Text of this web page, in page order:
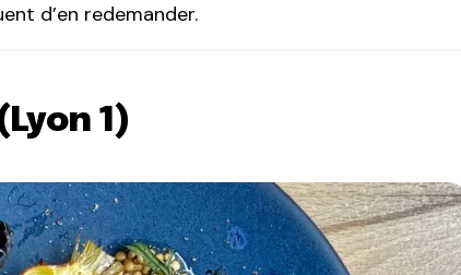
d’en redemander.
1)